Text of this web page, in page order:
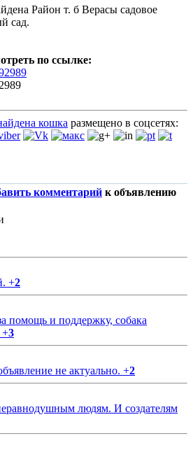
Район т. б Верасы садовое
сад.
по ссылке:
кошка размещено в соцсетях:
комментарий к объявлению
+2
помощь и поддержку, собака
+3
не актуально. +2
людям. И создателям